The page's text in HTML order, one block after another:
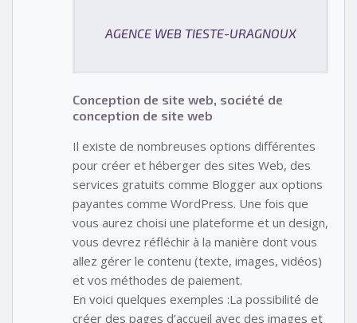
AGENCE WEB TIESTE-URAGNOUX
Conception de site web, société de
conception de site web
Il existe de nombreuses options différentes
pour créer et héberger des sites Web, des
services gratuits comme Blogger aux options
payantes comme WordPress. Une fois que
vous aurez choisi une plateforme et un design,
vous devrez réfléchir à la manière dont vous
allez gérer le contenu (texte, images, vidéos)
et vos méthodes de paiement.
En voici quelques exemples :La possibilité de
créer des pages d’accueil avec des images et